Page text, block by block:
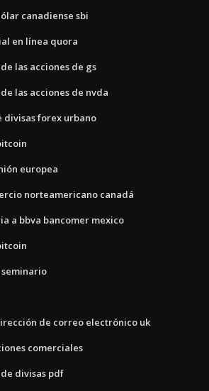
canadiense sbi
en línea quora
las acciones de gs
las acciones de nvda
forex urbano
europea
norteamericano canadá
a bbva bancomer mexico
seminario
de correo electrónico uk
comerciales
divisas pdf